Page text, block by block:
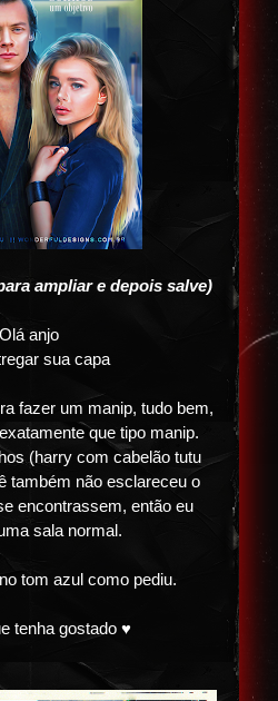
ampliar e depois salve)
Olá anjo
sua capa
fazer um manip, tudo bem,
que tipo manip.
(harry com cabelão tutu
também não esclareceu o
encontrassem, então eu
sala normal.
tom azul como pediu.
tenha gostado ♥